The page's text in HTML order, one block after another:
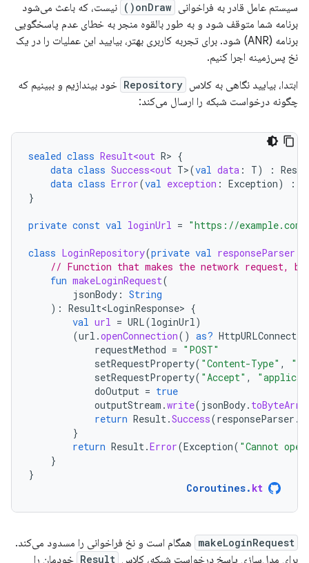
سیستم عامل قادر به فراخوانی onDraw()
نیست، که باعث می‌شود
برنامه شما متوقف شود و به طور بالقوه منجر به خطای عدم پاسخگویی
برنامه (ANR) شود. برای تجربه کاربری بهتر، بیایید این عملیات را در یک
نخ پس‌زمینه اجرا کنیم.
ابتدا، بیایید نگاهی به کلاس Repository خود بیندازیم و ببینیم که
چگونه درخواست شبکه را ارسال می‌کند:
sealed class Result<out R> {
data class Success<out T>(val data : T) :
data class Error(val exception : Exception) :
}
private const val loginUrl = "https://
class LoginRepository(private val responseParser
// Function that makes the network request,
fun makeLoginRequest(
jsonBody : String
): Result<LoginResponse> {
val url = URL(loginUrl)
(url .openConnection() as?
requestMethod = "POST"
setRequestProperty( "Content-Type" ,
setRequestProperty( "Accept" ,
doOutput = true
outputStream .write( jsonBody.
return Result.Success(responseParser .
}
return Result.Error(Exception( "Cannot
}
}
Coroutines. kt
makeLoginRequest همگام است و نخ فراخوانی را مسدود می‌کند.
برای مدل‌سازی پاسخ درخواست شبکه، کلاس Result خودمان را